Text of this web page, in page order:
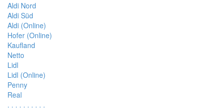
Aldi Nord
Aldi Süd
Aldi (Online)
Hofer (Online)
Kaufland
Netto
Lidl
Lidl (Online)
Penny
Real
. . . . . . . . . .